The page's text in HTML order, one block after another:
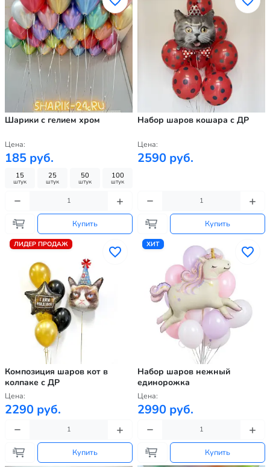
Шарики с гелием хром
Цена:
185 руб.
15
штук
25
штук
50
штук
100
штук
Купить
Набор шаров кошара с ДР
Цена:
2590 руб.
Купить
ЛИДЕР ПРОДАЖ
Композиция шаров кот в
колпаке с ДР
Цена:
2290 руб.
Купить
ХИТ
Набор шаров нежный
единорожка
Цена:
2990 руб.
Купить